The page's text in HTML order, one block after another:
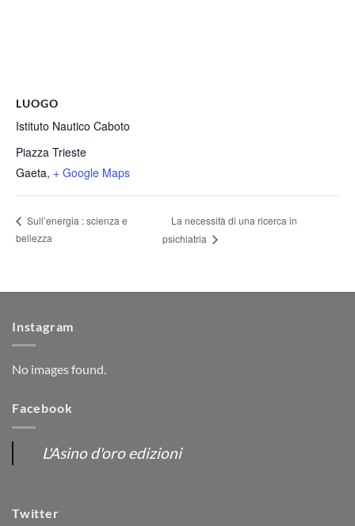
LUOGO
Istituto Nautico Caboto
Piazza Trieste
Gaeta, + Google Maps
Sull’energia : scienza e
bellezza
La necessità di una ricerca in
psichiatria
Instagram
No images found.
Facebook
L'Asino d'oro edizioni
Twitter